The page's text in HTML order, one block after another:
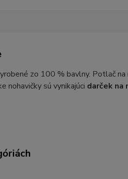
zo 100 % bavlny. Potlač na
nohavičky sú vynikajúci darček